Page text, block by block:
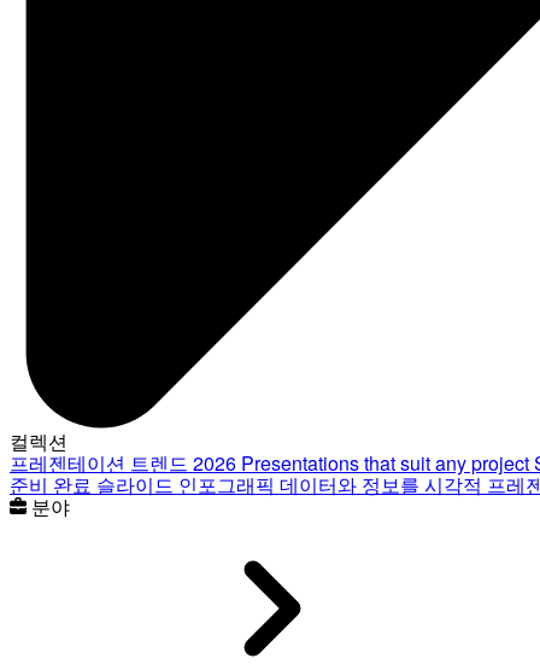
컬렉션
프레젠테이션 트렌드 2026 Presentations that suit any project
준비 완료 슬라이드 인포그래픽 데이터와 정보를 시각적 프레
분야